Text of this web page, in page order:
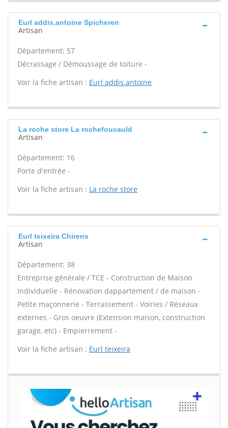
Eurl addis.antoine Spicheren
Artisan
Département: 57
Décrassage / Démoussage de toiture -
Voir la fiche artisan : Eurl addis.antoine
La roche store La rochefoucauld
Artisan
Département: 16
Porte d'entrée -
Voir la fiche artisan : La roche store
Eurl teixeira Chirens
Artisan
Département: 38
Entreprise générale / TCE - Construction de Maison
Individuelle - Rénovation dappartement / de maison -
Petite maçonnerie - Terrassement - Voiries / Réseaux
externes - Gros oeuvre (Extension maison, construction
garage, etc) - Empierrement -
Voir la fiche artisan : Eurl teixeira